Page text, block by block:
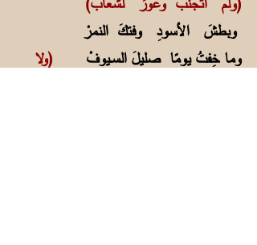
وبطشَ الأسودِ وفتكَ النمرْ
وما خِفتُ يومًا صليلَ الســيوفْ (ولا